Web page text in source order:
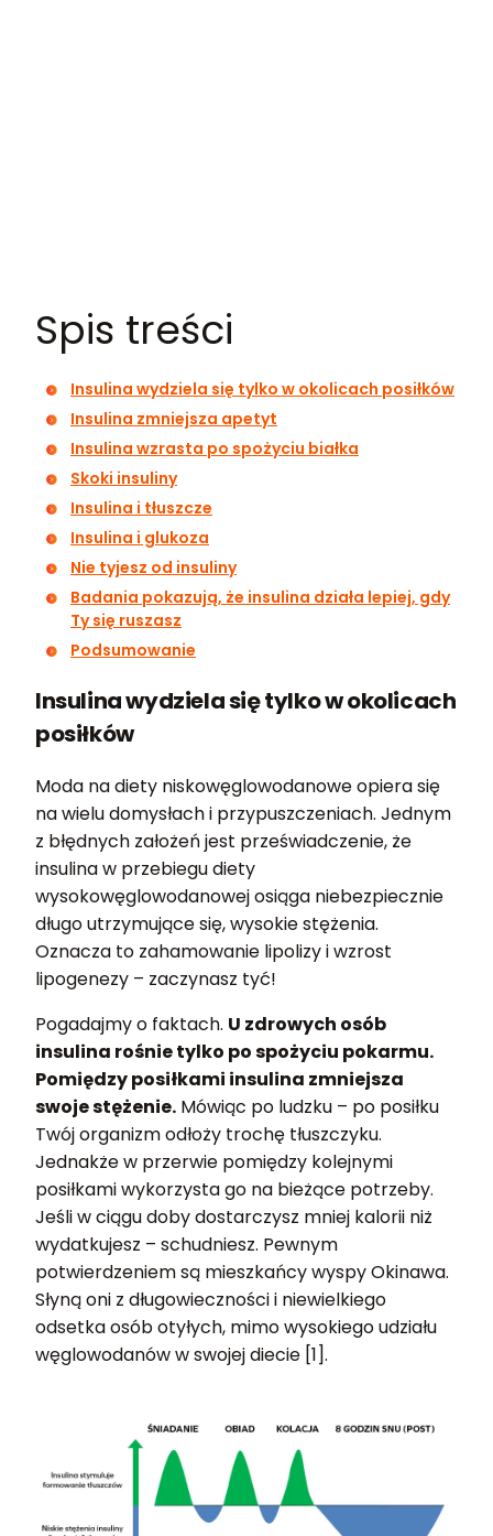
Spis treści
Insulina wydziela się tylko w okolicach posiłków
Insulina zmniejsza apetyt
Insulina wzrasta po spożyciu białka
Skoki insuliny
Insulina i tłuszcze
Insulina i glukoza
Nie tyjesz od insuliny
Badania pokazują, że insulina działa lepiej, gdy
Ty się ruszasz
Podsumowanie
Insulina wydziela się tylko w okolicach
posiłków
Moda na diety niskowęglowodanowe opiera się
na wielu domysłach i przypuszczeniach. Jednym
z błędnych założeń jest przeświadczenie, że
insulina w przebiegu diety
wysokowęglowodanowej osiąga niebezpiecznie
długo utrzymujące się, wysokie stężenia.
Oznacza to zahamowanie lipolizy i wzrost
lipogenezy – zaczynasz tyć!
Pogadajmy o faktach. U zdrowych osób
insulina rośnie tylko po spożyciu pokarmu.
Pomiędzy posiłkami insulina zmniejsza
swoje stężenie. Mówiąc po ludzku – po posiłku
Twój organizm odłoży trochę tłuszczyku.
Jednakże w przerwie pomiędzy kolejnymi
posiłkami wykorzysta go na bieżące potrzeby.
Jeśli w ciągu doby dostarczysz mniej kalorii niż
wydatkujesz – schudniesz. Pewnym
potwierdzeniem są mieszkańcy wyspy Okinawa.
Słyną oni z długowieczności i niewielkiego
odsetka osób otyłych, mimo wysokiego udziału
węglowodanów w swojej diecie [1].